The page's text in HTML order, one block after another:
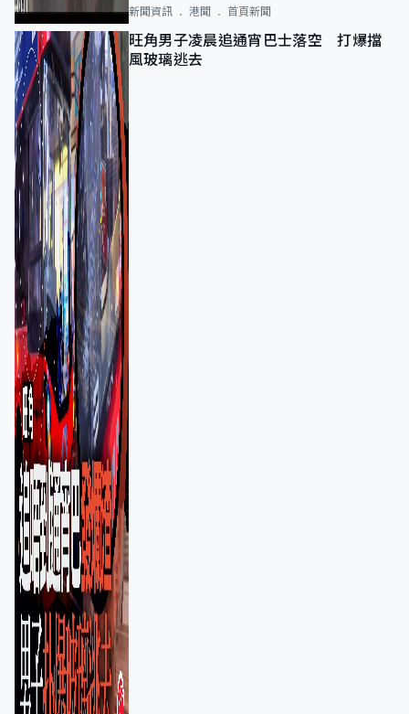
新聞資訊 港聞 首頁新聞
旺角男子凌晨追通宵巴士落空 打爆擋
風玻璃逃去